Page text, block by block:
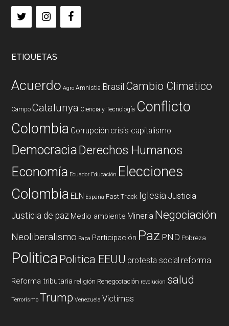
ETIQUETAS
Acuerdo Agro Amnistia Brasil Cambio Climatico
Campo Catalunya Ciencia y Tecnología Conflicto
Colombia Corrupción crisis capitalismo
DemocraciaDerechos Humanos
Economía Ecuador Educación Elecciones
Colombia ELN España Fast Track Iglesia Justicia
Justicia de paz Medio ambiente Mineria Negociación
Neoliberalismo Papa Participación Paz PND Pobreza
PoliticaPolitica EEUU protesta social reforma
Reforma tributaria religión Renegociación revolucion salud
Terrorismo Trump Venezuela Victimas